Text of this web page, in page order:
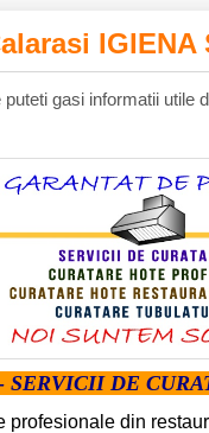
IGIENA
puteti gasi informatii utile
SERVICII DE
din